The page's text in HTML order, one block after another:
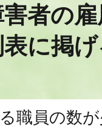
者の
に掲
職員の数